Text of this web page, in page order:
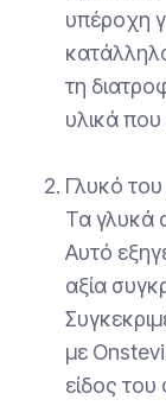
υπέροχη
τη
υλικά
Γλυκό
Τα γλυκά
Αυτό
αξία
με
είδος